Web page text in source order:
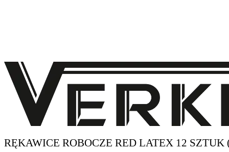
RĘKAWICE ROBOCZE RED LATEX 12 SZTUK